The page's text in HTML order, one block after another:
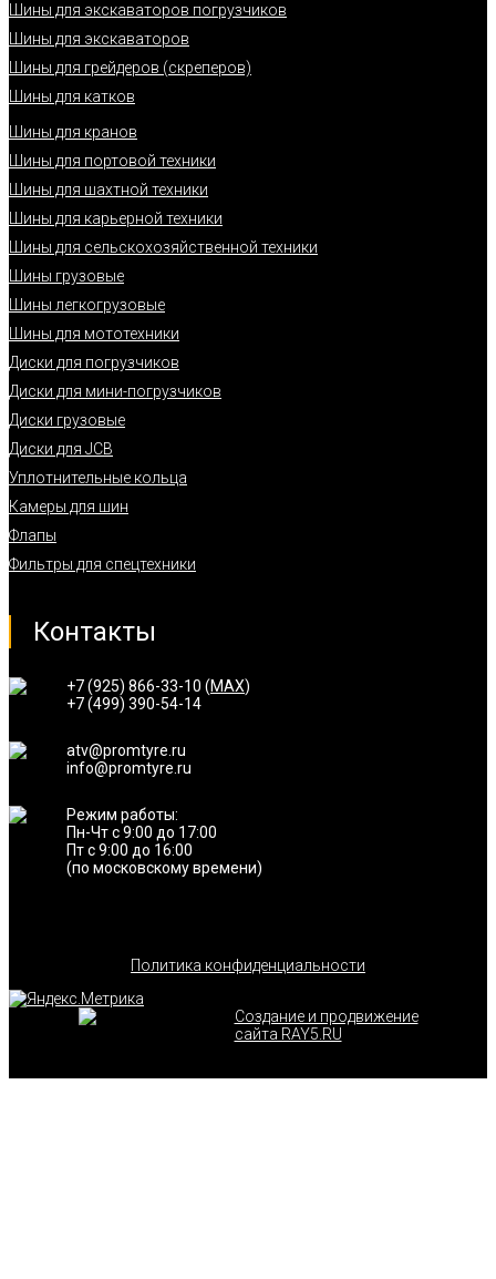
Шины для экскаваторов погрузчиков
Шины для экскаваторов
Шины для грейдеров (скреперов)
Шины для катков
Шины для кранов
Шины для портовой техники
Шины для шахтной техники
Шины для карьерной техники
Шины для сельскохозяйственной техники
Шины грузовые
Шины легкогрузовые
Шины для мототехники
Диски для погрузчиков
Диски для мини-погрузчиков
Диски грузовые
Диски для JCB
Уплотнительные кольца
Камеры для шин
Флапы
Фильтры для спецтехники
Контакты
+7 (925) 866-33-10 (MAX)
+7 (499) 390-54-14
atv@promtyre.ru
info@promtyre.ru
Режим работы:
Пн-Чт с 9:00 до 17:00
Пт с 9:00 до 16:00
(по московскому времени)
Политика конфиденциальности
Создание и продвижение
сайта RAY5.RU